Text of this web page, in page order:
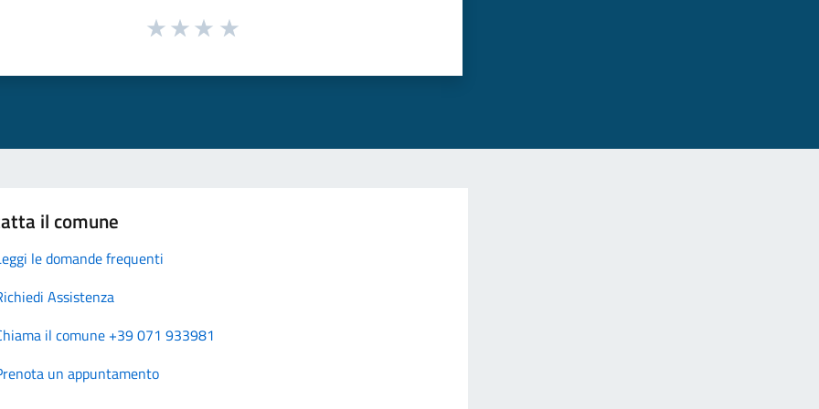
il comune
le domande frequenti
Assistenza
il comune +39 071 933981
un appuntamento